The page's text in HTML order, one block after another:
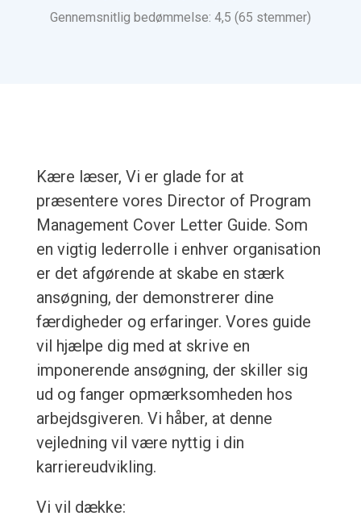
Gennemsnitlig bedømmelse: 4,5 (65 stemmer)
Kære læser, Vi er glade for at
præsentere vores Director of Program
Management Cover Letter Guide. Som
en vigtig lederrolle i enhver organisation
er det afgørende at skabe en stærk
ansøgning, der demonstrerer dine
færdigheder og erfaringer. Vores guide
vil hjælpe dig med at skrive en
imponerende ansøgning, der skiller sig
ud og fanger opmærksomheden hos
arbejdsgiveren. Vi håber, at denne
vejledning vil være nyttig i din
karriereudvikling.
Vi vil dække: